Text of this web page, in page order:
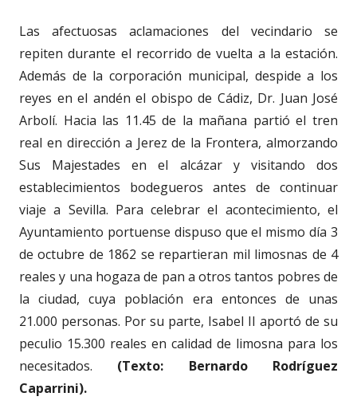
Las afectuosas aclamaciones del vecindario se
repiten durante el recorrido de vuelta a la estación.
Además de la corporación municipal, despide a los
reyes en el andén el obispo de Cádiz, Dr. Juan José
Arbolí. Hacia las 11.45 de la mañana partió el tren
real en dirección a Jerez de la Frontera, almorzando
Sus Majestades en el alcázar y visitando dos
establecimientos bodegueros antes de continuar
viaje a Sevilla. Para celebrar el acontecimiento, el
Ayuntamiento portuense dispuso que el mismo día 3
de octubre de 1862 se repartieran mil limosnas de 4
reales y una hogaza de pan a otros tantos pobres de
la ciudad, cuya población era entonces de unas
21.000 personas. Por su parte, Isabel II aportó de su
peculio 15.300 reales en calidad de limosna para los
necesitados. (Texto: Bernardo Rodríguez
Caparrini).